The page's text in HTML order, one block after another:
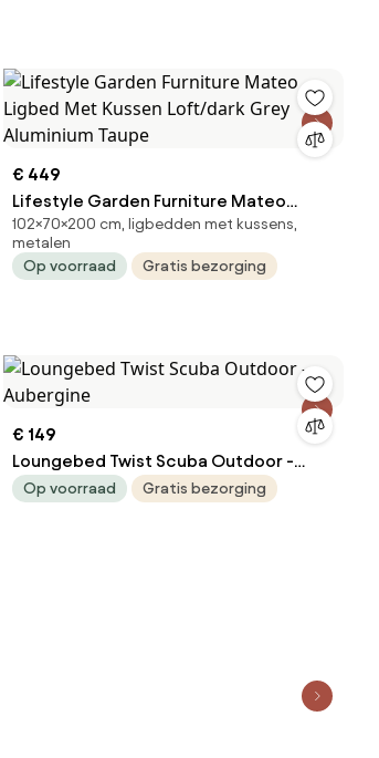
€ 449
Lifestyle Garden Furniture Mateo
Ligbed Met Kussen Loft/dark Grey
Aluminium Taupe
102×70×200 cm, ligbedden met kussens,
metalen
Op voorraad
Gratis bezorging
€ 149
Loungebed Twist Scuba Outdoor -
Aubergine
Op voorraad Gratis bezorging